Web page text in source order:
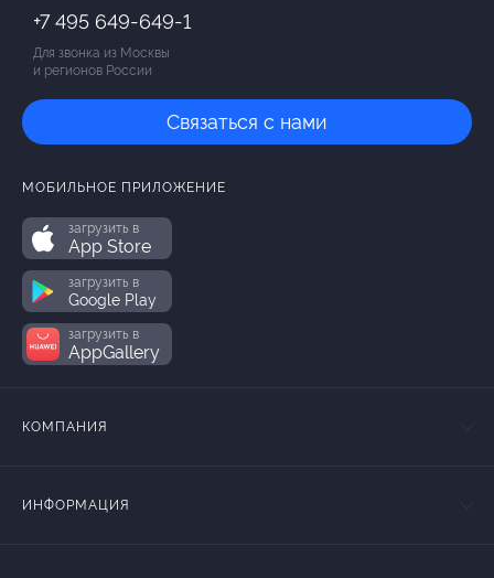
+7 495 649-649-1
Для звонка из Москвы
и регионов России
Связаться с нами
МОБИЛЬНОЕ ПРИЛОЖЕНИЕ
загрузить в
App Store
загрузить в
Google Play
загрузить в
AppGallery
КОМПАНИЯ
ИНФОРМАЦИЯ